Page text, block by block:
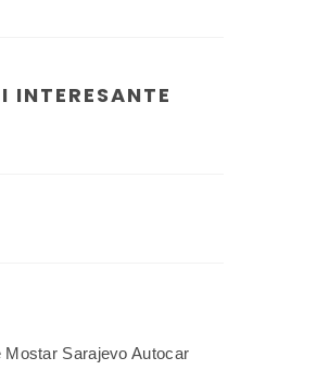
INTERESANTE
Mostar Sarajevo Autocar